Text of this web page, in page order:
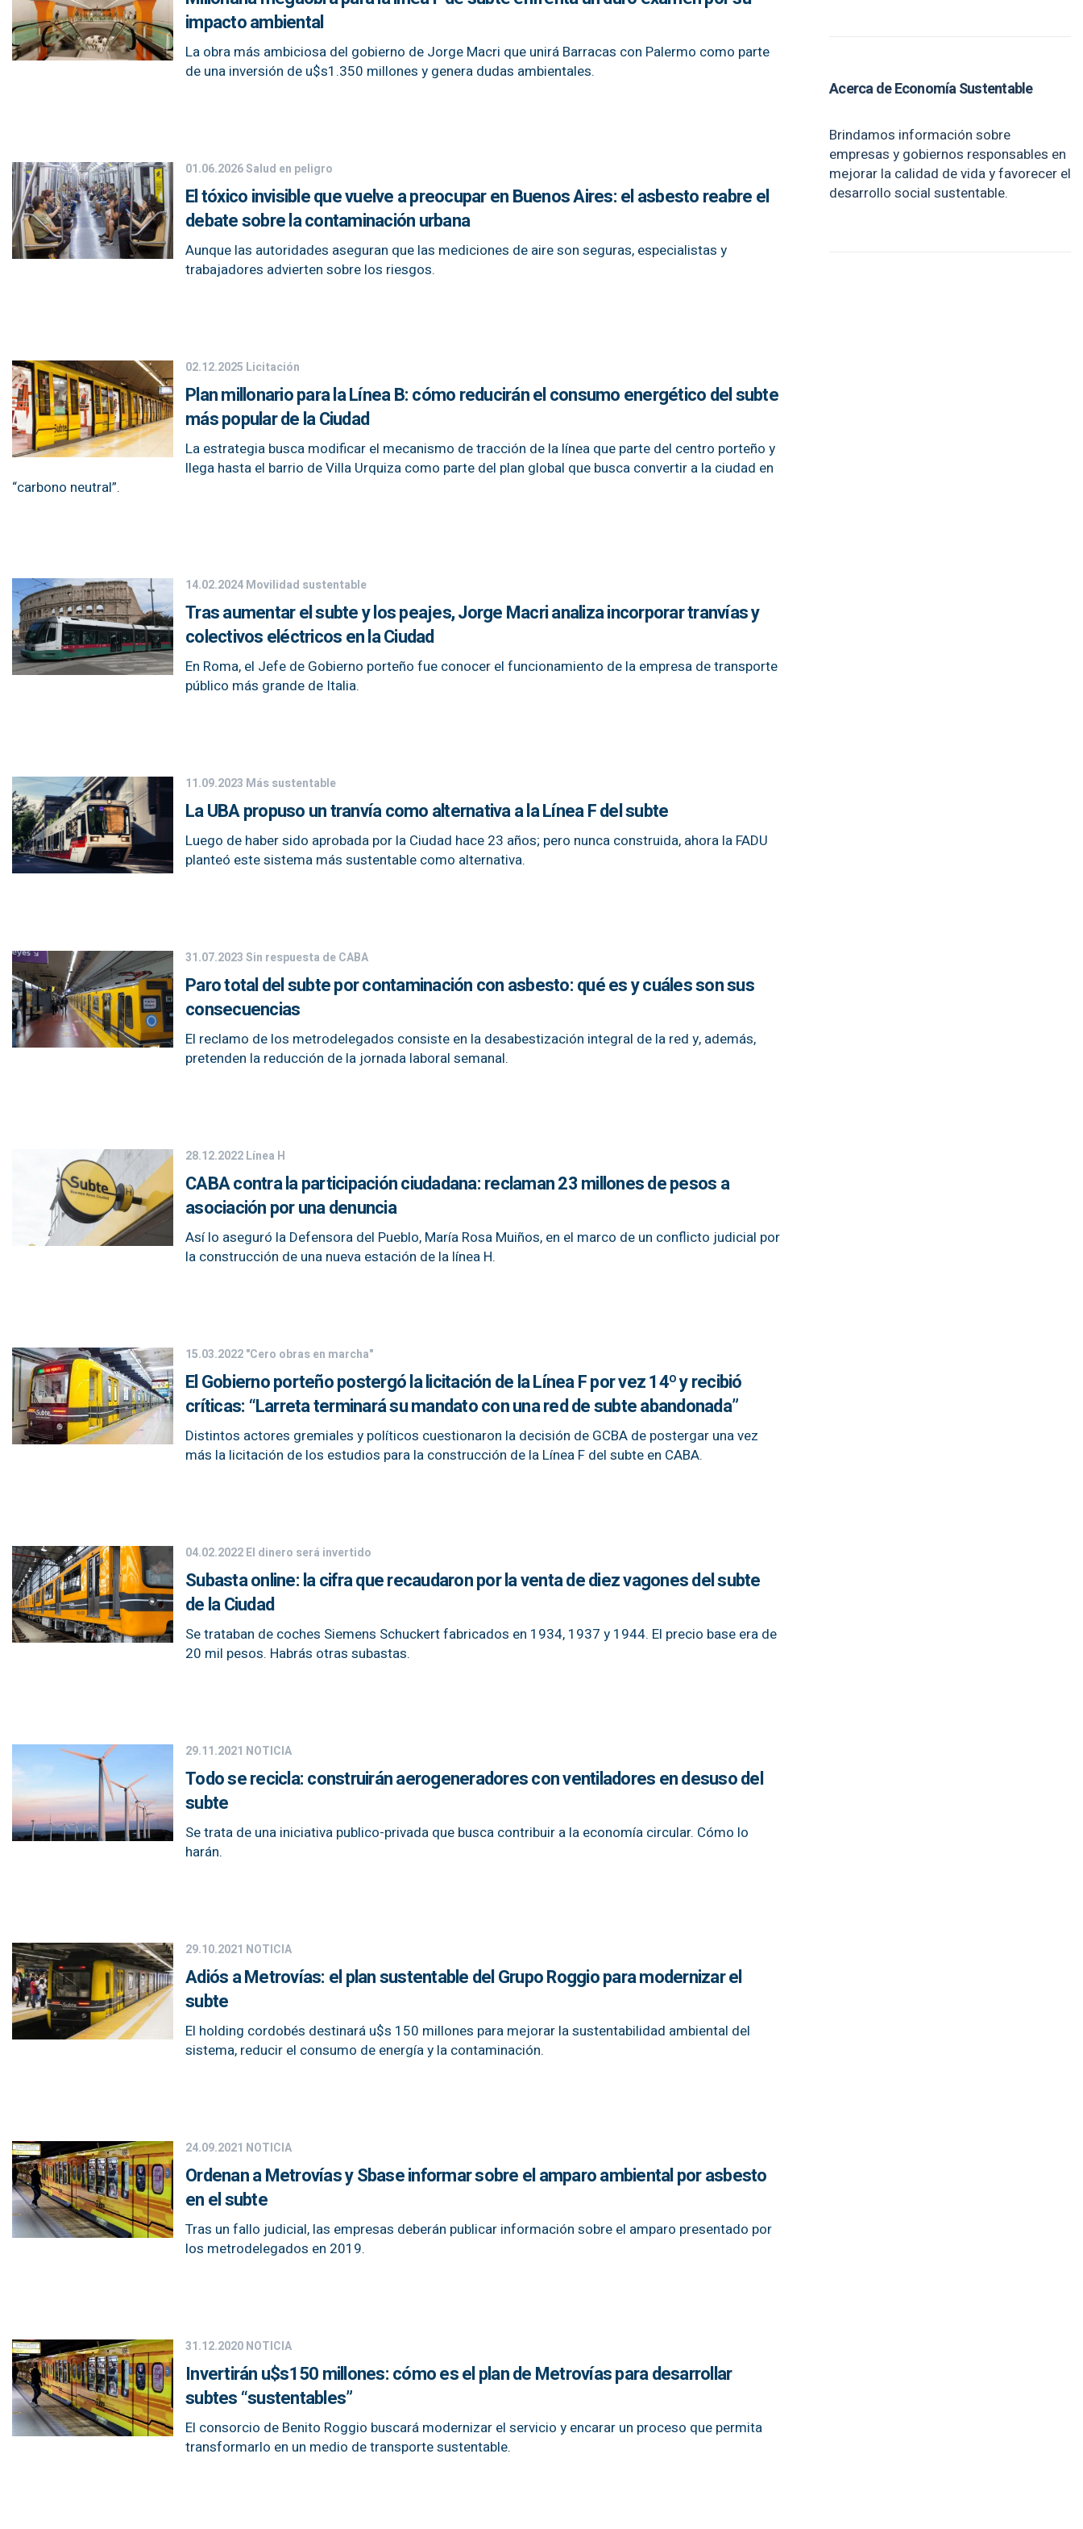
impacto ambiental
La obra más ambiciosa del gobierno de Jorge Macri que unirá Barracas con Palermo como parte
de una inversión de u$s1.350 millones y genera dudas ambientales.
01.06.2026Salud en peligro
El tóxico invisible que vuelve a preocupar en Buenos Aires: el asbesto reabre el
debate sobre la contaminación urbana
Aunque las autoridades aseguran que las mediciones de aire son seguras, especialistas y
trabajadores advierten sobre los riesgos.
02.12.2025 Licitación
Plan millonario para la Línea B: cómo reducirán el consumo energético del subte
más popular de la Ciudad
La estrategia busca modificar el mecanismo de tracción de la línea que parte del centro porteño y
llega hasta el barrio de Villa Urquiza como parte del plan global que busca convertir a la ciudad en
“carbono neutral”.
14.02.2024Movilidad sustentable
Tras aumentar el subte y los peajes, Jorge Macri analiza incorporar tranvías y
colectivos eléctricos en la Ciudad
En Roma, el Jefe de Gobierno porteño fue conocer el funcionamiento de la empresa de transporte
público más grande de Italia.
11.09.2023 Más sustentable
La UBA propuso un tranvía como alternativa a la Línea F del subte
Luego de haber sido aprobada por la Ciudad hace 23 años; pero nunca construida, ahora la FADU
planteó este sistema más sustentable como alternativa.
31.07.2023Sin respuesta de CABA
Paro total del subte por contaminación con asbesto: qué es y cuáles son sus
consecuencias
El reclamo de los metrodelegados consiste en la desabestización integral de la red y, además,
pretenden la reducción de la jornada laboral semanal.
28.12.2022Línea H
CABA contra la participación ciudadana: reclaman 23 millones de pesos a
asociación por una denuncia
Así lo aseguró la Defensora del Pueblo, María Rosa Muiños, en el marco de un conflicto judicial por
la construcción de una nueva estación de la línea H.
15.03.2022"Cero obras en marcha"
El Gobierno porteño postergó la licitación de la Línea F por vez 14º y recibió
críticas: “Larreta terminará su mandato con una red de subte abandonada”
Distintos actores gremiales y políticos cuestionaron la decisión de GCBA de postergar una vez
más la licitación de los estudios para la construcción de la Línea F del subte en CABA.
04.02.2022El dinero será invertido
Subasta online: la cifra que recaudaron por la venta de diez vagones del subte
de la Ciudad
Se trataban de coches Siemens Schuckert fabricados en 1934, 1937 y 1944. El precio base era de
20 mil pesos. Habrás otras subastas.
29.11.2021 NOTICIA
Todo se recicla: construirán aerogeneradores con ventiladores en desuso del
subte
Se trata de una iniciativa publico-privada que busca contribuir a la economía circular. Cómo lo
harán.
29.10.2021 NOTICIA
Adiós a Metrovías: el plan sustentable del Grupo Roggio para modernizar el
subte
El holding cordobés destinará u$s 150 millones para mejorar la sustentabilidad ambiental del
sistema, reducir el consumo de energía y la contaminación.
24.09.2021 NOTICIA
Ordenan a Metrovías y Sbase informar sobre el amparo ambiental por asbesto
en el subte
Tras un fallo judicial, las empresas deberán publicar información sobre el amparo presentado por
los metrodelegados en 2019.
31.12.2020NOTICIA
Invertirán u$s150 millones: cómo es el plan de Metrovías para desarrollar
subtes “sustentables”
El consorcio de Benito Roggio buscará modernizar el servicio y encarar un proceso que permita
transformarlo en un medio de transporte sustentable.
Acerca de Economía Sustentable
Brindamos información sobre
empresas y gobiernos responsables en
mejorar la calidad de vida y favorecer el
desarrollo social sustentable.